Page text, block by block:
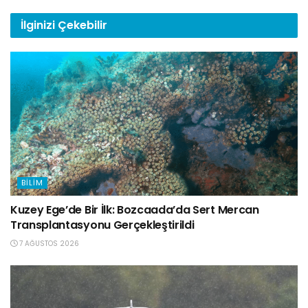
İlginizi Çekebilir
BILIM
Kuzey Ege’de Bir İlk: Bozcaada’da Sert Mercan
Transplantasyonu Gerçekleştirildi
7 AĞUSTOS 2026